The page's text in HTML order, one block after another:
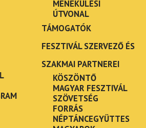
MENEKÜLÉSI
ÚTVONAL
TÁMOGATÓK
FESZTIVÁL SZERVEZŐ ÉS
SZAKMAI PARTNEREI
KÖSZÖNTŐ
MAGYAR FESZTIVÁL
SZÖVETSÉG
FORRÁS
NÉPTÁNCEGYÜTTES